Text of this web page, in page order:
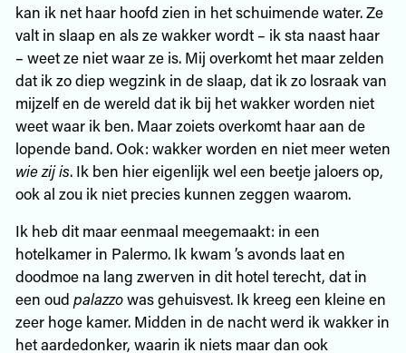
kan ik net haar hoofd zien in het schuimende water. Ze
valt in slaap en als ze wakker wordt – ik sta naast haar
– weet ze niet waar ze is. Mij overkomt het maar zelden
dat ik zo diep wegzink in de slaap, dat ik zo losraak van
mijzelf en de wereld dat ik bij het wakker worden niet
weet waar ik ben. Maar zoiets overkomt haar aan de
lopende band. Ook: wakker worden en niet meer weten
wiezijis. Ik ben hier eigenlijk wel een beetje jaloers op,
ook al zou ik niet precies kunnen zeggen waarom.
Ik heb dit maar eenmaal meegemaakt: in een
hotelkamer in Palermo. Ik kwam ’s avonds laat en
doodmoe na lang zwerven in dit hotel terecht, dat in
een oud palazzowas gehuisvest. Ik kreeg een kleine en
zeer hoge kamer. Midden in de nacht werd ik wakker in
het aardedonker, waarin ik niets maar dan ook